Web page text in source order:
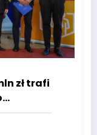
zł trafi